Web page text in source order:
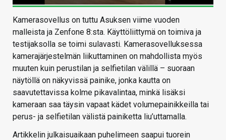
Kamerasovellus on tuttu Asuksen viime vuoden
malleista ja Zenfone 8:sta. Käyttöliittymä on toimiva ja
testijaksolla se toimi sulavasti. Kamerasovelluksessa
kamerajärjestelmän liikuttaminen on mahdollista myös
muuten kuin perustilan ja selfietilan välillä – suoraan
näytöllä on näkyvissä painike, jonka kautta on
saavutettavissa kolme pikavalintaa, minkä lisäksi
kameraan saa täysin vapaat kädet volumepainikkeilla tai
perus- ja selfietilan välistä painiketta liu’uttamalla.
Artikkelin julkaisuaikaan puhelimeen saapui tuorein